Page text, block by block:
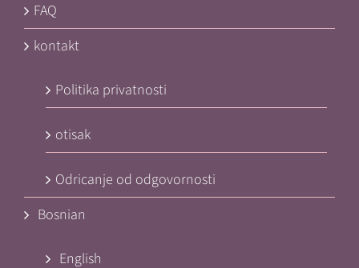
FAQ
kontakt
Politika privatnosti
otisak
Odricanje od odgovornosti
Bosnian
English